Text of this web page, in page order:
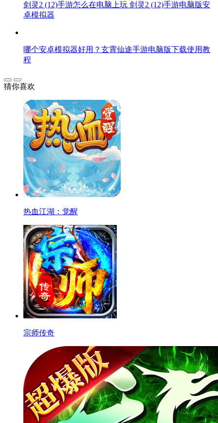
剑灵2 (12)手游怎么在电脑上玩 剑灵2 (12)手游电脑版安
卓模拟器
哪个安卓模拟器好用？玄霄仙途手游电脑版下载使用教
程
猜你喜欢
热血江湖：觉醒
宗师传奇